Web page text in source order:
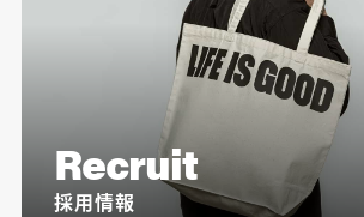
Recruit
採用情報